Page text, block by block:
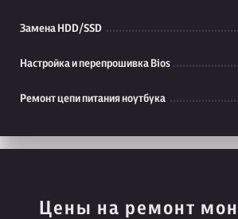
Замена HDD/SSD
Настройка и перепрошивка Bios
Ремонт цепи питания ноутбука
Цены на ремонт